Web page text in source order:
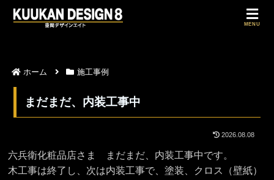
ホーム 施工事例
まだまだ、内装工事中
2026.08.08
六兵衛化粧品店さま まだまだ、内装工事中です。
木工事は終了し、次は内装工事で、塗装、クロス（壁紙）
MENU